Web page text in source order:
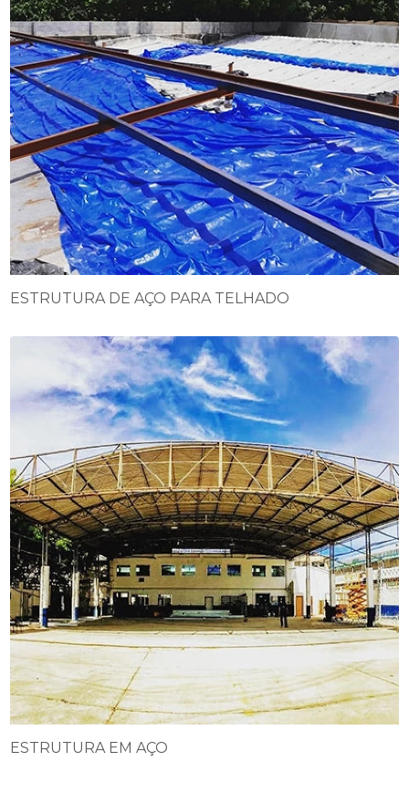
ESTRUTURA DE AÇO PARA TELHADO
ESTRUTURA EM AÇO